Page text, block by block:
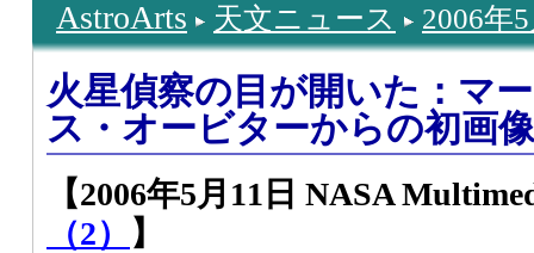
AstroArts 天文ニュース 2006年
火星偵察の目が開いた：マ
ス・オービターからの初画像
【2006年5月11日 NASA
（2）
】